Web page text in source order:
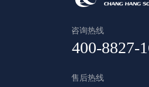
咨询热线
售后热线